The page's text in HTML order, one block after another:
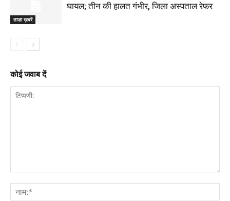
ताज़ा ख़बरें
घायल; तीन की हालत गंभीर, जिला अस्पताल रेफर
कोई जवाब दें